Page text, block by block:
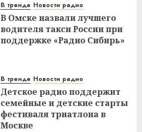
В тренде Новости радио
В Омске назвали лучшего
водителя такси России при
поддержке «Радио Сибирь»
В тренде Новости радио
Детское радио поддержит
семейные и детские старты
фестиваля триатлона в
Москве